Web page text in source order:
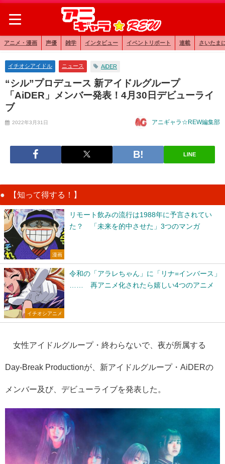
アニメ・漫画 声優 雑学 インタビュー イベントリポート 連載 さいたま
イチオシアイドル ニュース AiDER
“シル”プロデュース 新アイドルグループ
「AiDER」メンバー発表！4月30日デビューライ
ブ
2022年3月31日 アニギャラ☆REW編集部
LINE
【知って得する！】
漫画
リモート飲みの流行は1988年に予言されてい
た？ 「未来を的中させた」3つのマンガ
イチオシアニメ
令和の「アラレちゃん」に「リナ=インバース」
…… 再アニメ化されたら嬉しい4つのアニメ
女性アイドルグループ・ 終わらないで、夜が所属する
Day-Break Productionが、新アイドルグループ・ AiDERの
メンバー及び、デビューライブを発表した。